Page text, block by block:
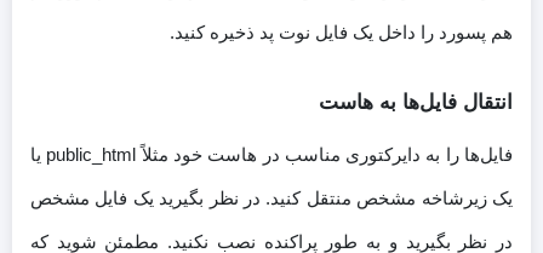
هم پسورد را داخل یک فایل نوت پد ذخیره کنید.
انتقال فایل‌ها به هاست
فایل‌ها را به دایرکتوری مناسب در هاست خود مثلاً public_html یا
یک زیرشاخه مشخص منتقل کنید. در نظر بگیرید یک فایل مشخص
در نظر بگیرید و به طور پراکنده نصب نکنید. مطمئن شوید که